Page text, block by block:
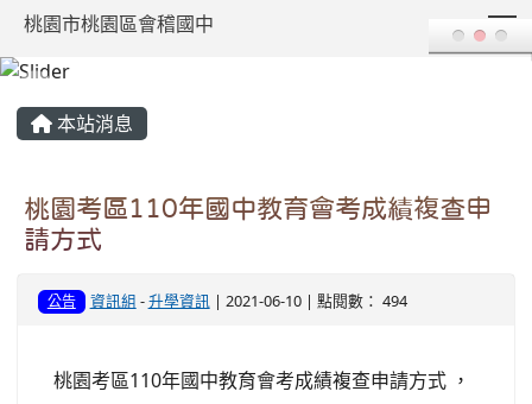
桃園市桃園區會稽國中
本站消息
桃園考區110年國中教育會考成績複查申
請方式
公告 資訊組 -升學資訊| 2021-06-10 | 點閱數： 494
桃園考區110年國中教育會考成績複查申請方式 ，